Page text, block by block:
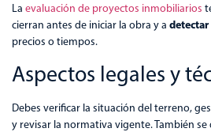
La evaluación de proyectos inmobiliarios
cierran antes de iniciar la obra y a
precios o tiempos.
Aspectos legales y
Debes verificar la situación del terreno,
y revisar la normativa vigente. También se